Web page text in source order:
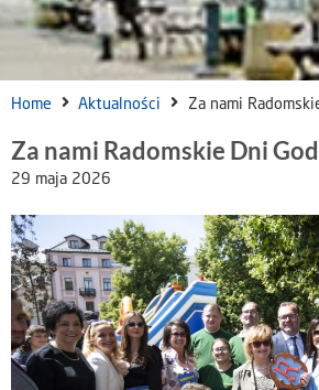
Home Aktualności Za nami
Za nami Radomskie Dni
29 maja 2026